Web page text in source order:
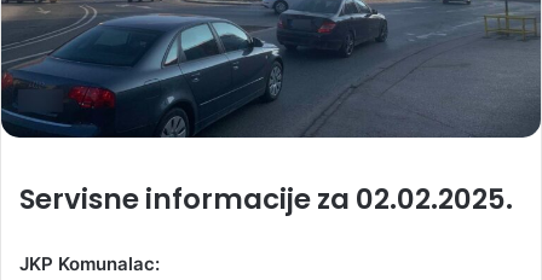
Servisne informacije za 02.02.2025.
JKP Komunalac: